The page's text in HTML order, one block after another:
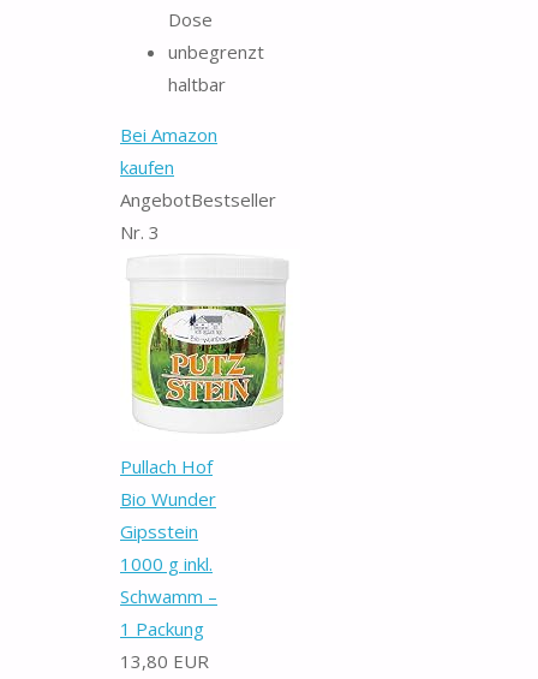
Dose
unbegrenzt
haltbar
Bei Amazon
kaufen
AngebotBestseller
Nr. 3
Pullach Hof
Bio Wunder
Gipsstein
1000 g inkl.
Schwamm –
1 Packung
13,80 EUR